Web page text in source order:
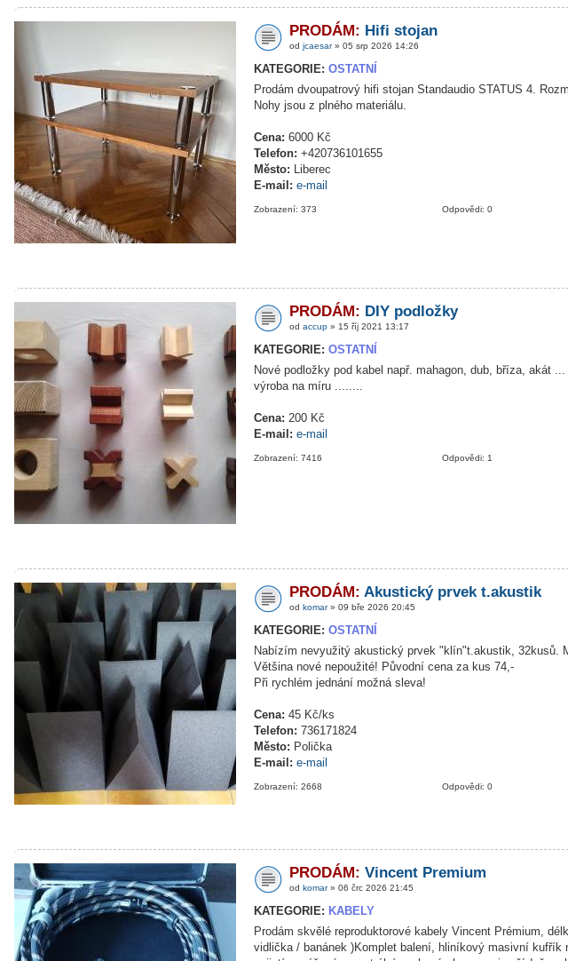
PRODÁM: Hifi stojan
od jcaesar» 05 srp 2026 14:26
KATEGORIE: OSTATNÍ
Prodám dvoupatrový hifi stojan Standaudio STATUS 4.
Nohy jsou z plného materiálu.
Cena: 6000 Kč
Telefon: +420736101655
Město: Liberec
E-mail: e-mail
Odpovědi: 0
Zobrazení: 373
PRODÁM: DIY podložky
od accup » 15 říj 2021 13:17
KATEGORIE: OSTATNÍ
Nové podložky pod kabel např. mahagon, dub, bříza, akát
výroba na míru ........
Cena: 200 Kč
E-mail: e-mail
Odpovědi: 1
Zobrazení: 7416
PRODÁM: Akustický prvek t.akustik
od komar» 09 bře 2026 20:45
KATEGORIE: OSTATNÍ
Nabízím nevyužitý akustický prvek "klín"t.akustik, 32kusů.
Většina nové nepoužité! Původní cena za kus 74,-
Při rychlém jednání možná sleva!
Cena: 45 Kč/ks
Telefon: 736171824
Město: Polička
E-mail: e-mail
Odpovědi: 0
Zobrazení: 2668
PRODÁM: Vincent Premium
od komar» 06 črc 2026 21:45
KATEGORIE: KABELY
Prodám skvělé reproduktorové kabely Vincent Prémium,
vidlička / banánek )Komplet balení, hliníkový masivní